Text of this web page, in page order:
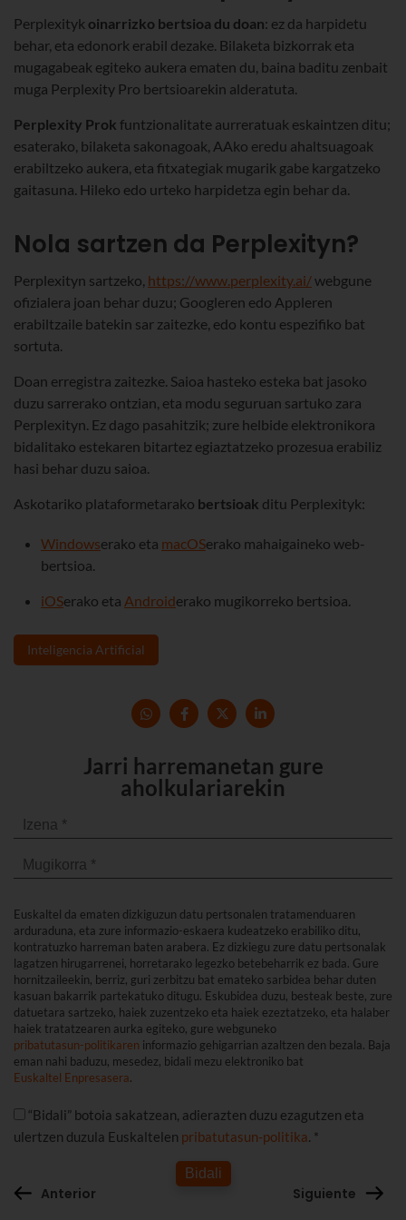
Perplexityk oinarrizko bertsioa du doan: ez da harpidetu
behar, eta edonork erabil dezake. Bilaketa bizkorrak eta
mugagabeak egiteko aukera ematen du, baina baditu zenbait
muga Perplexity Pro bertsioarekin alderatuta.
Perplexity Prok funtzionalitate aurreratuak eskaintzen ditu;
esaterako, bilaketa sakonagoak, AAko eredu ahaltsuagoak
erabiltzeko aukera, eta fitxategiak mugarik gabe kargatzeko
gaitasuna. Hileko edo urteko harpidetza egin behar da.
Nola sartzen da Perplexityn?
Perplexityn sartzeko, https://www.perplexity.ai/webgune
ofizialera joan behar duzu; Googleren edo Appleren
erabiltzaile batekin sar zaitezke, edo kontu espezifiko bat
sortuta.
Doan erregistra zaitezke. Saioa hasteko esteka bat jasoko
duzu sarrerako ontzian, eta modu seguruan sartuko zara
Perplexityn. Ez dago pasahitzik; zure helbide elektronikora
bidalitako estekaren bitartez egiaztatzeko prozesua erabiliz
hasi behar duzu saioa.
Askotariko plataformetarako bertsioak ditu Perplexityk:
Windowserako eta macOSerako mahaigaineko web-
bertsioa.
iOSerako eta Androiderako mugikorreko bertsioa.
Inteligencia Artificial
Jarri harremanetan gure
aholkulariarekin
Euskaltel da ematen dizkiguzun datu pertsonalen tratamenduaren
arduraduna, eta zure informazio-eskaera kudeatzeko erabiliko ditu,
kontratuzko harreman baten arabera. Ez dizkiegu zure datu pertsonalak
lagatzen hirugarrenei, horretarako legezko betebeharrik ez bada. Gure
hornitzaileekin, berriz, guri zerbitzu bat emateko sarbidea behar duten
kasuan bakarrik partekatuko ditugu. Eskubidea duzu, besteak beste, zure
datuetara sartzeko, haiek zuzentzeko eta haiek ezeztatzeko, eta halaber
haiek tratatzearen aurka egiteko, gure webguneko
pribatutasun-politikaren informazio gehigarrian azaltzen den bezala. Baja
eman nahi baduzu, mesedez, bidali mezu elektroniko bat
Euskaltel Enpresasera.
“Bidali” botoia sakatzean, adierazten duzu ezagutzen eta
ulertzen duzula Euskaltelen pribatutasun-politika. *
Bidali
Anterior Siguiente